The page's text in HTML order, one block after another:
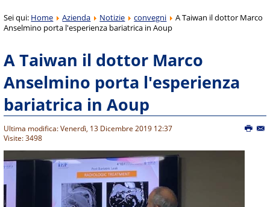
Sei qui: Home Azienda Notizie convegni
A Taiwan il dottor Marco
Anselmino porta l'esperienza bariatrica in Aoup
A Taiwan il dottor Marco
Anselmino porta l'esperienza
bariatrica in Aoup
Ultima modifica: Venerdì, 13 Dicembre 2019 12:37
Visite: 3498